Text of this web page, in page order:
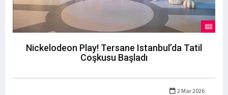
Nickelodeon Play! Tersane Istanbul’da Tatil
Coşkusu Başladı
2 Mar 2026